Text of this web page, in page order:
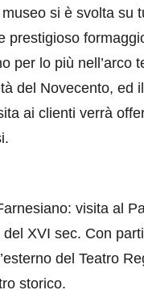
si è svolta su
prestigioso
per lo più nell’arco
del Novecento, ed
ai clienti verrà
visita al
XVI sec. Con
del Teatro
storico.
26, 2013